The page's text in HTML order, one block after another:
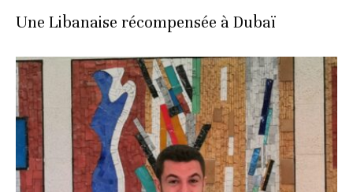
Une Libanaise récompensée à Dubaï